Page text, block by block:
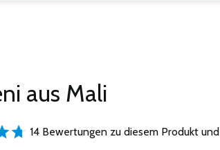
aus Mali
14 Bewertungen zu diesem Produkt und